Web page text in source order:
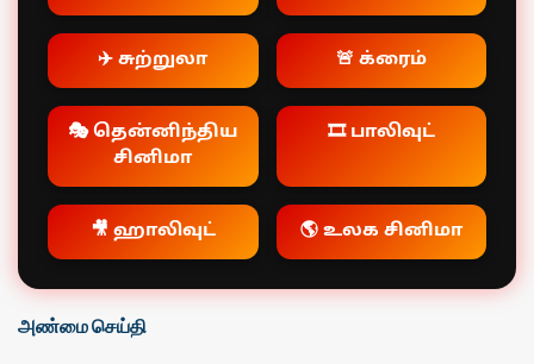
✈️ சுற்றுலா 🚨 க்ரைம்
🎭 தென்னிந்திய
சினிமா
🎞️ பாலிவுட்
🎥 ஹாலிவுட் 🌎 உலக சினிமா
அண்மை செய்தி